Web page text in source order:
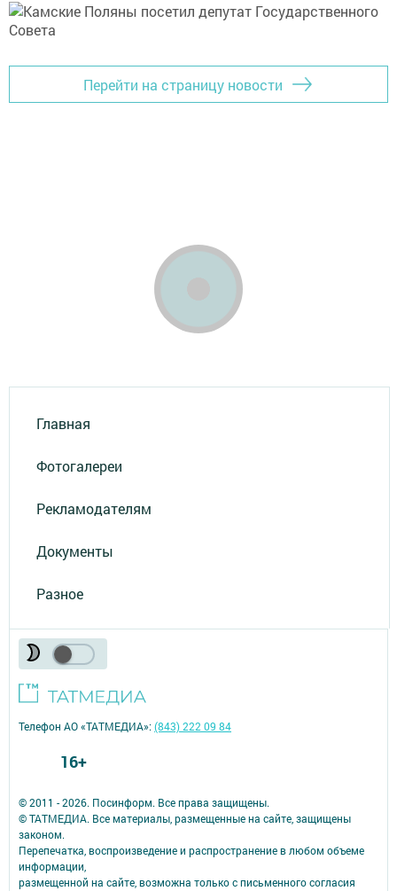
Перейти на страницу новости
Главная
Фотогалереи
Рекламодателям
Документы
Разное
© 2011 - 2026. Посинформ. Все права защищены.
© ТАТМЕДИА. Все материалы, размещенные на сайте, защищены
законом.
Перепечатка, воспроизведение и распространение в любом объеме
информации,
размещенной на сайте, возможна только с письменного согласия
Телефон АО «ТАТМЕДИА»:(843) 222 09 84
16+